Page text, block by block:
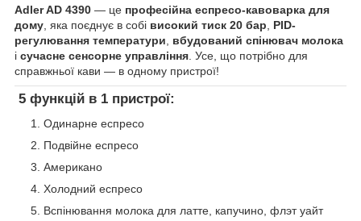
Adler AD 4390 — це професійна еспресо-кавоварка для
дому, яка поєднує в собі високий тиск 20 бар, PID-
регулювання температури, вбудований спінювач молока
і сучасне сенсорне управління. Усе, що потрібно для
справжньої кави — в одному пристрої!
5 функцій в 1 пристрої:
Одинарне еспресо
Подвійне еспресо
Американо
Холодний еспресо
Вспінювання молока для латте, капучино, флэт уайт